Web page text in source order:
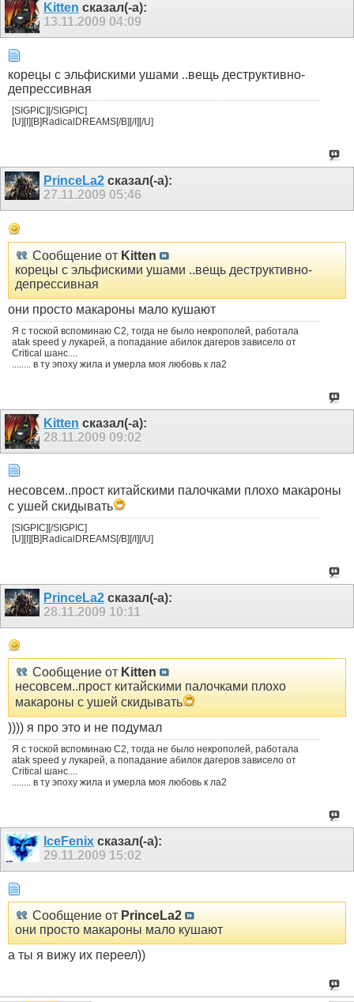
Kitten сказал(-а):
13.11.2009 04:09
корецы с эльфискими ушами ..вещь деструктивно-
депрессивная
[SIGPIC][/SIGPIC]
[U][I][B]RadicalDREAMS[/B][/I][/U]
PrinceLa2 сказал(-а):
27.11.2009 05:46
Сообщение от Kitten
корецы с эльфискими ушами ..вещь деструктивно-
депрессивная
они просто макароны мало кушают
Я с тоской вспоминаю С2, тогда не было некрополей, работала
atak speed у лукарей, а попадание абилок дагеров зависело от
Critical шанс....
........ в ту эпоху жила и умерла моя любовь к ла2
Kitten сказал(-а):
28.11.2009 09:02
несовсем..прост китайскими палочками плохо макароны
с ушей скидывать
[SIGPIC][/SIGPIC]
[U][I][B]RadicalDREAMS[/B][/I][/U]
PrinceLa2 сказал(-а):
28.11.2009 10:11
Сообщение от Kitten
несовсем..прост китайскими палочками плохо
макароны с ушей скидывать
)))) я про это и не подумал
Я с тоской вспоминаю С2, тогда не было некрополей, работала
atak speed у лукарей, а попадание абилок дагеров зависело от
Critical шанс....
........ в ту эпоху жила и умерла моя любовь к ла2
IceFenix сказал(-а):
29.11.2009 15:02
Сообщение от PrinceLa2
они просто макароны мало кушают
а ты я вижу их переел))